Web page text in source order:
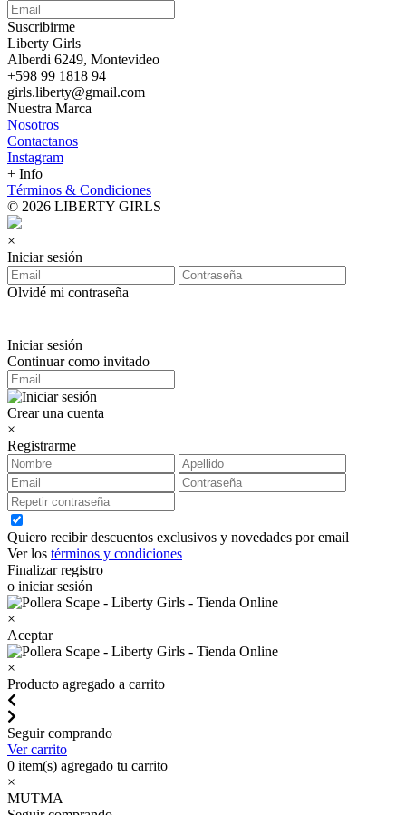
Suscribirme
Liberty Girls
Alberdi 6249, Montevideo
+598 99 1818 94
girls.liberty@gmail.com
Nuestra Marca
Nosotros
Contactanos
Instagram
+ Info
Términos & Condiciones
© 2026 LIBERTY GIRLS
×
Iniciar sesión
Olvidé mi contraseña
Iniciar sesión
Continuar como invitado
Crear una cuenta
×
Registrarme
Quiero recibir descuentos exclusivos y novedades por email
Ver los términos y condiciones
Finalizar registro
o iniciar sesión
×
Aceptar
×
Producto agregado a carrito
Seguir comprando
Ver carrito
0 item(s) agregado tu carrito
×
MUTMA